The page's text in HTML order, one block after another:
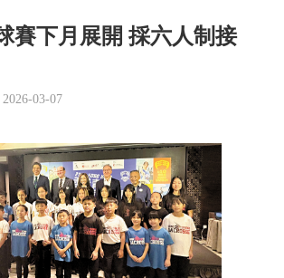
賽下月展開 採六人制接
2026-03-07